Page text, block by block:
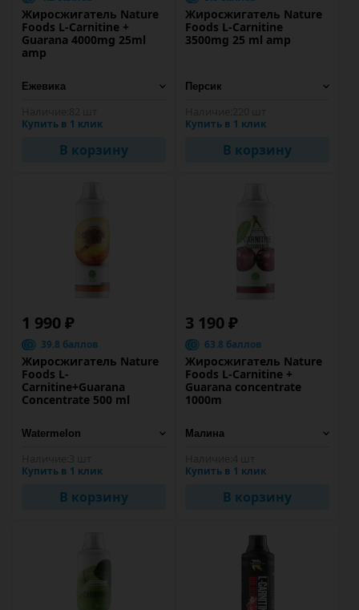
Жиросжигатель Nature
Foods L-Carnitine +
Guarana 4000mg 25ml
amp
Купить в 1 клик
В корзину
Жиросжигатель Nature
Foods L-Carnitine
3500mg 25 ml amp
Купить в 1 клик
В корзину
1 990 ₽
39.8 баллов
Жиросжигатель Nature
Foods L-
Carnitine+Guarana
Concentrate 500 ml
Купить в 1 клик
В корзину
3 190 ₽
63.8 баллов
Жиросжигатель Nature
Foods L-Carnitine +
Guarana concentrate
1000m
Купить в 1 клик
В корзину